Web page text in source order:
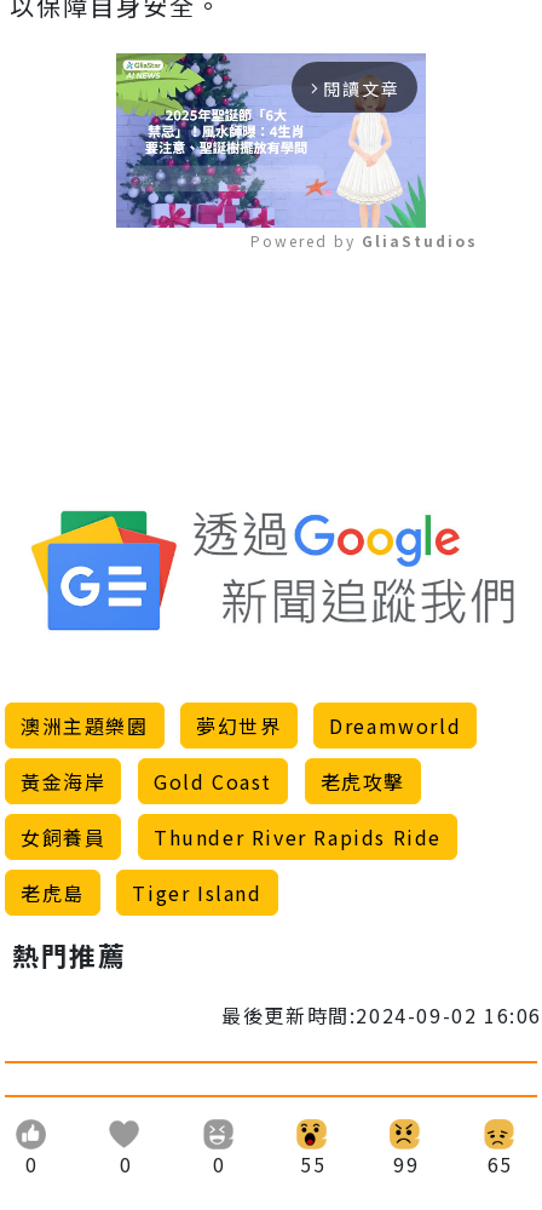
arrow_forward_ios 閱讀文章
Powered by GliaStudios
澳洲主題樂園 夢幻世界
Dreamworld
黃金海岸
Gold Coast
老虎攻擊
女飼養員
Thunder River Rapids Ride
老虎島
Tiger Island
熱門推薦
最後更新時間:2024-09-02 16:06
0 0 0 55 99 65